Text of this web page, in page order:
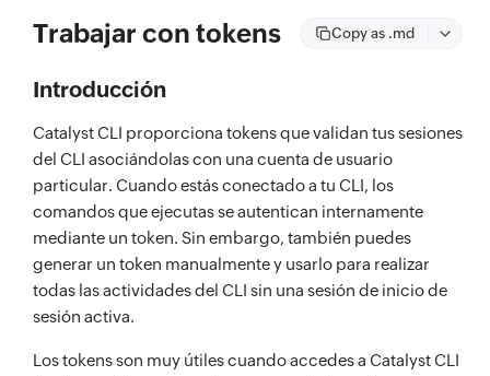
Trabajar con tokens Copy as .md
Introducción
Catalyst CLI proporciona tokens que validan tus sesiones
del CLI asociándolas con una cuenta de usuario
particular. Cuando estás conectado a tu CLI, los
comandos que ejecutas se autentican internamente
mediante un token. Sin embargo, también puedes
generar un token manualmente y usarlo para realizar
todas las actividades del CLI sin una sesión de inicio de
sesión activa.
Los tokens son muy útiles cuando accedes a Catalyst CLI